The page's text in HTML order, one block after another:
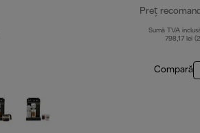
Preț
Sumă TVA
798,17 lei
Compară